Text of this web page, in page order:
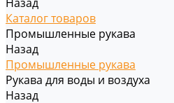
Каталог товаров
Промышленные рукава
Назад
Промышленные рукава
Рукава для воды и воздуха
Назад